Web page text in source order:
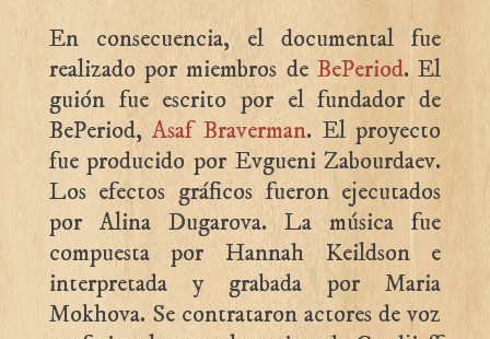
En consecuencia, el documental fue
realizado por miembros de BePeriod. El
guión fue escrito por el fundador de
BePeriod,Asaf Braverman. El proyecto
fue producido por Evgueni Zabourdaev.
Los efectos gráficos fueron ejecutados
por Alina Dugarova. La música fue
compuesta por Hannah Keildson e
interpretada y grabada por Maria
Mokhova. Se contrataron actores de voz